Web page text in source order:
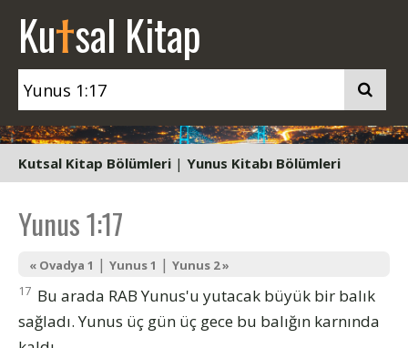
Kutsal Kitap
Kutsal Kitap Bölümleri | Yunus Kitabı Bölümleri
Yunus 1:17
« Ovadya 1 | Yunus 1 | Yunus 2 »
17 Bu arada RAB Yunus'u yutacak büyük bir balık
sağladı. Yunus üç gün üç gece bu balığın karnında